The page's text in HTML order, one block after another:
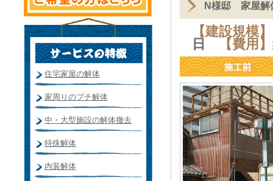
N様邸 家屋解
【建設規模】
日
【費用】
住宅家屋の解体
家周りのプチ解体
中・大型施設の解体撤去
特殊解体
内装解体